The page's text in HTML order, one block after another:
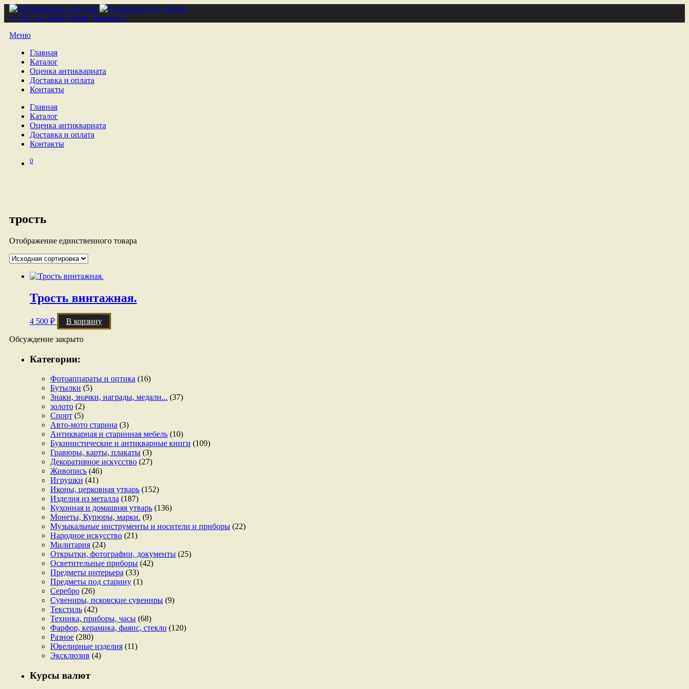
+7 921 212 4809 Псков, Кремль 6
Меню
Главная
Каталог
Оценка антиквариата
Доставка и оплата
Контакты
Главная
Каталог
Оценка антиквариата
Доставка и оплата
Контакты
0
трость
Отображение единственного товара
Трость винтажная.
4 500 ₽ В корзину
Обсуждение закрыто
Категории:
Фотоаппараты и оптика (16)
Бутылки (5)
Знаки, значки, награды, медали... (37)
золото (2)
Спорт (5)
Авто-мото старина (3)
Антикварная и старинная мебель (10)
Букинистические и антикварные книги (109)
Гравюры, карты, плакаты (3)
Декоративное искусство (27)
Живопись (46)
Игрушки (41)
Иконы, церковная утварь (152)
Изделия из металла (187)
Кухонная и домашняя утварь (136)
Монеты, Купюры, марки. (9)
Музыкальные инструменты и носители и приборы (22)
Народное искусство (21)
Милитария (24)
Открытки, фотографии, документы (25)
Осветительные приборы (42)
Предметы интерьера (33)
Предметы под старину (1)
Серебро (26)
Сувениры, псковские сувениры (9)
Текстиль (42)
Техника, приборы, часы (68)
Фарфор, керамика, фаянс, стекло (120)
Разное (280)
Ювелирные изделия (11)
Эксклюзив (4)
Курсы валют